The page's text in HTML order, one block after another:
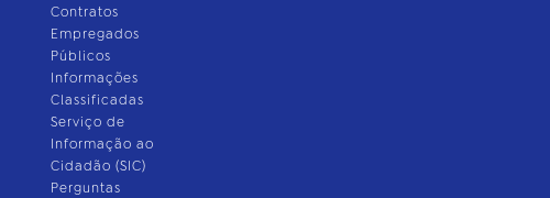
Contratos
Empregados
Públicos
Informações
Classificadas
Serviço de
Informação ao
Cidadão (SIC)
Perguntas